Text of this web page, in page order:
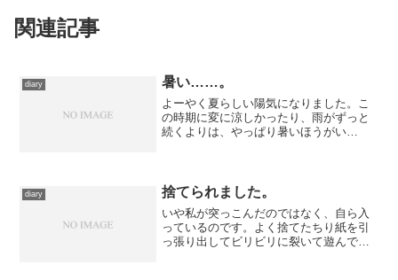
関連記事
diary 暑い……。
よーやく夏らしい陽気になりました。こ
の時期に変に涼しかったり、雨がずっと
続くよりは、やっぱり暑いほうがい
こもりやすい。ぼーっとしてく...
diary 捨てられました。
いや私が突っこんだのではなく、自ら入
っているのです。よく捨てたちり紙を引
っ張り出してビリビリに裂いて遊んでい